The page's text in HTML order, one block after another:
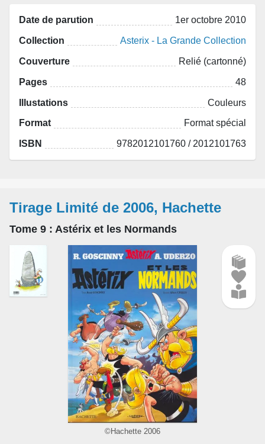
Date de parution 1er octobre 2010
Collection Asterix - La Grande Collection
Couverture Relié (cartonné)
Pages 48
Illustations Couleurs
Format Format spécial
ISBN 9782012101760 / 2012101763
Tirage Limité de 2006, Hachette
Tome 9 : Astérix et les Normands
©Hachette 2006